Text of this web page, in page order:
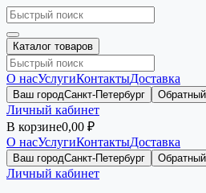
Каталог товаров
О насУслугиКонтактыДоставка
Ваш городСанкт-Петербург
Личный кабинет
В корзине0,00 ₽
О насУслугиКонтактыДоставка
Ваш городСанкт-Петербург
Личный кабинет